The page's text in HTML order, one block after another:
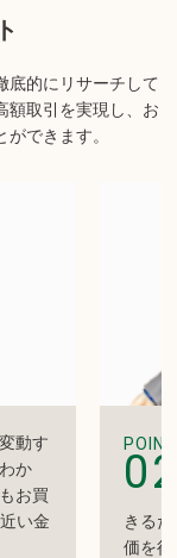
い場合がございま
底的にリサーチして
額取引を実現し、お
できます。
動す
か
お買
い金
POINT
きる
価を